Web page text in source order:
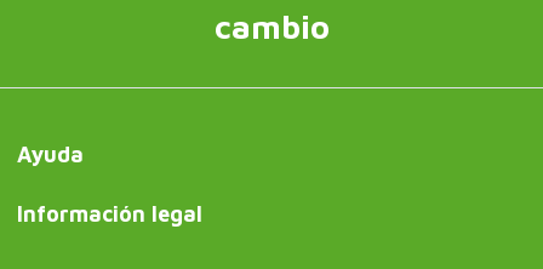
cambio
Ayuda
Información legal